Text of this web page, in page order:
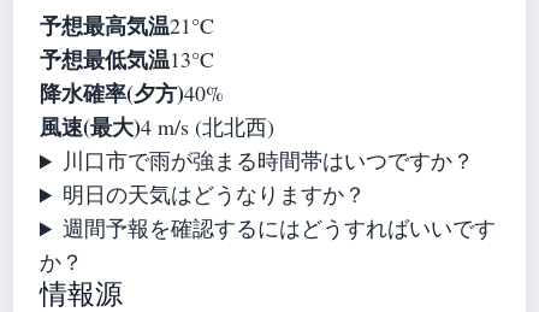
予想最高気温21°C
予想最低気温13°C
降水確率(夕方)40%
風速(最大)4 m/s (北北西)
川口市で雨が強まる時間帯はいつですか？
明日の天気はどうなりますか？
週間予報を確認するにはどうすればいいです
か？
情報源